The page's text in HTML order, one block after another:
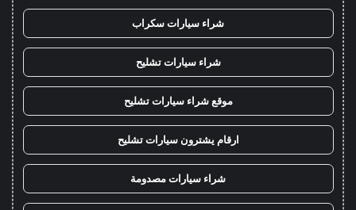
شراء سيارات سكراب
شراء سيارات تشليح
موقع شراء سيارات تشليح
ارقام يشترون سيارات تشليح
شراء سيارات مصدومة